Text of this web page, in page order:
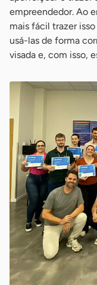
empreendedor. Ao
mais fácil trazer
usá-las de forma
visada e, com isso,